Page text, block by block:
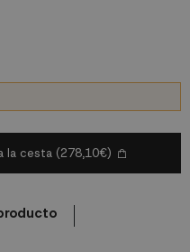
la cesta (278,10€)